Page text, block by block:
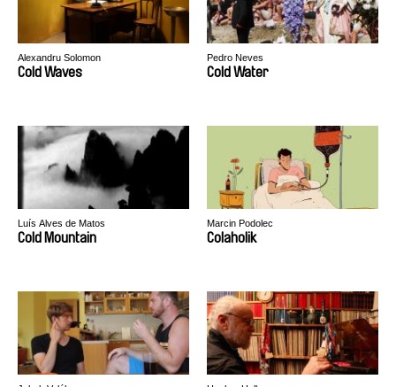
Alexandru Solomon
Cold Waves
Pedro Neves
Cold Water
Luís Alves de Matos
Cold Mountain
Marcin Podolec
Colaholik